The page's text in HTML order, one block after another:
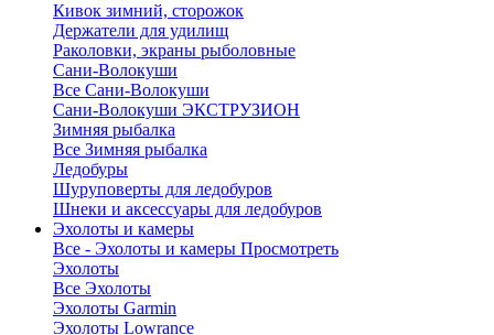
Кивок зимний, сторожок
Держатели для удилищ
Раколовки, экраны рыболовные
Сани-Волокуши
Все Сани-Волокуши
Сани-Волокуши ЭКСТРУЗИОН
Зимняя рыбалка
Все Зимняя рыбалка
Ледобуры
Шуруповерты для ледобуров
Шнеки и аксессуары для ледобуров
Эхолоты и камеры
Все - Эхолоты и камеры Просмотреть
Эхолоты
Все Эхолоты
Эхолоты Garmin
Эхолоты Lowrance